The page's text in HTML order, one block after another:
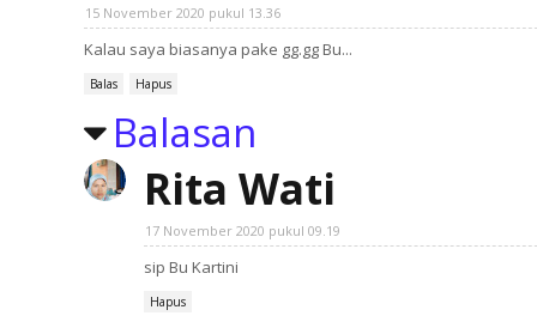
15 November 2020 pukul 13.36
Kalau saya biasanya pake gg.gg Bu...
Balas Hapus
Balasan
Rita Wati
17 November 2020 pukul 09.19
sip Bu Kartini
Hapus